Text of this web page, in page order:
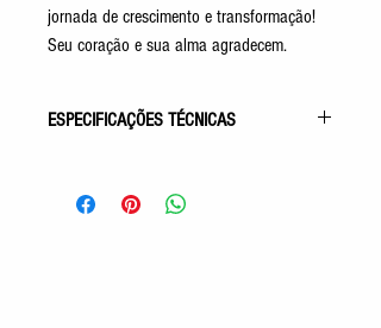
jornada de crescimento e transformação!
Seu coração e sua alma agradecem.
ESPECIFICAÇÕES TÉCNICAS
4ª Obra da Coleção Fonte Viva
Acabamento: Capa Comum - Bolso